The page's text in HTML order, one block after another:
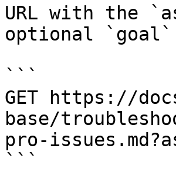
URL with the
optional `goal`
```
GET https://
base/
pro-
```